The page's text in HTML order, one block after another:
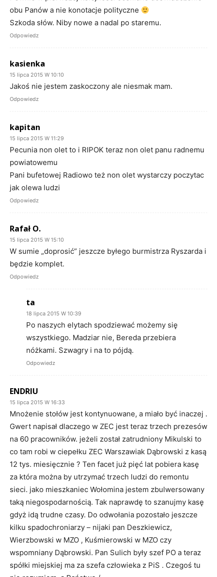
obu Panów a nie konotacje polityczne
Szkoda słów. Niby nowe a nadal po staremu.
Odpowiedz
kasienka
15 lipca 2015 W 10:10
Jakoś nie jestem zaskoczony ale niesmak mam.
Odpowiedz
kapitan
15 lipca 2015 W 11:29
Pecunia non olet to i RIPOK teraz non olet panu radnemu
powiatowemu
Pani bufetowej Radiowo też non olet wystarczy poczytac
jak olewa ludzi
Odpowiedz
Rafał O.
15 lipca 2015 W 15:10
W sumie „doprosić” jeszcze byłego burmistrza Ryszarda i
będzie komplet.
Odpowiedz
ta
18 lipca 2015 W 10:39
Po naszych elytach spodziewać możemy się
wszystkiego. Madziar nie, Bereda przebiera
nóżkami. Szwagry i na to pójdą.
Odpowiedz
ENDRIU
15 lipca 2015 W 16:33
Mnożenie stołów jest kontynuowane, a miało być inaczej .
Gwert napisał dlaczego w ZEC jest teraz trzech prezesów
na 60 pracowników. jeżeli został zatrudniony Mikulski to
co tam robi w ciepełku ZEC Warszawiak Dąbrowski z kasą
12 tys. miesięcznie ? Ten facet już pięć lat pobiera kasę
za która można by utrzymać trzech ludzi do remontu
sieci. jako mieszkaniec Wołomina jestem zbulwersowany
taką niegospodarnością. Tak naprawdę to szanujmy kasę
gdyż idą trudne czasy. Do odwołania pozostało jeszcze
kilku spadochroniarzy – nijaki pan Deszkiewicz,
Wierzbowski w MZO , Kuśmierowski w MZO czy
wspomniany Dąbrowski. Pan Sulich były szef PO a teraz
spółki miejskiej ma za szefa człowieka z PiS . Czegoś tu